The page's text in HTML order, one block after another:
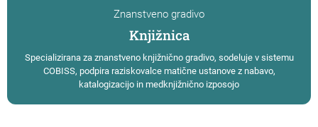
Znanstveno gradivo
Knjižnica
Specializirana za znanstveno knjižnično gradivo, sodeluje v sistemu
COBISS, podpira raziskovalce matične ustanove z nabavo,
katalogizacijo in medknjižnično izposojo